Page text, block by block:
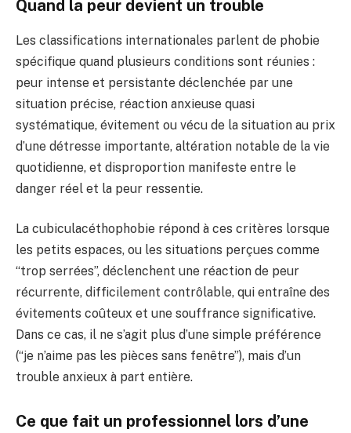
Quand la peur devient un trouble
Les classifications internationales parlent de phobie
spécifique quand plusieurs conditions sont réunies :
peur intense et persistante déclenchée par une
situation précise, réaction anxieuse quasi
systématique, évitement ou vécu de la situation au prix
d’une détresse importante, altération notable de la vie
quotidienne, et disproportion manifeste entre le
danger réel et la peur ressentie.
La cubiculacéthophobie répond à ces critères lorsque
les petits espaces, ou les situations perçues comme
“trop serrées”, déclenchent une réaction de peur
récurrente, difficilement contrôlable, qui entraîne des
évitements coûteux et une souffrance significative.
Dans ce cas, il ne s’agit plus d’une simple préférence
(“je n’aime pas les pièces sans fenêtre”), mais d’un
trouble anxieux à part entière.
Ce que fait un professionnel lors d’une